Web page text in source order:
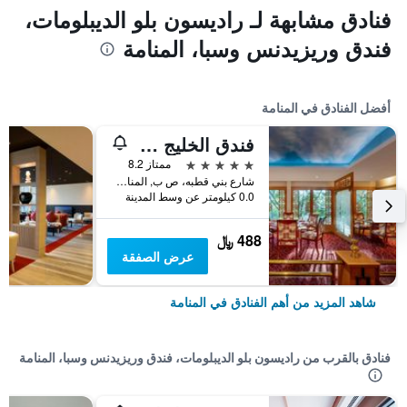
فنادق مشابهة لـ راديسون بلو الديبلومات،
فندق وريزيدنس وسبا، المنامة
أفضل الفنادق في المنامة
فندق الخليج قاعة مؤتمرات وسبا
5 نجوم
ممتاز 8.2
شارع بني قطبه، ص ب, المنامة, البحرين
0.0 كيلومتر عن وسط المدينة
488 ﷼
عرض الصفقة
شاهد المزيد من أهم الفنادق في المنامة
فنادق بالقرب من راديسون بلو الديبلومات، فندق وريزيدنس وسبا، المنامة